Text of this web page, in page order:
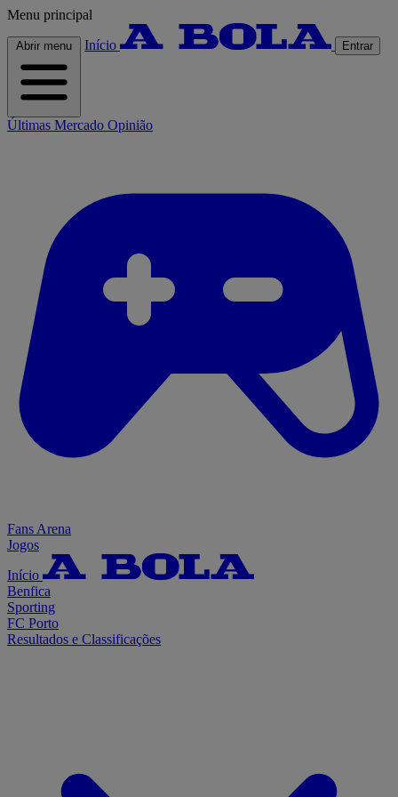
Menu principal
Abrir menu Início Entrar
Últimas Mercado Opinião
Fans Arena
Jogos
Início
Benfica
Sporting
FC Porto
Resultados e Classificações